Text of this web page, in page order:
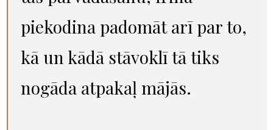
piekodina padomāt arī par to,
kā un kādā stāvoklī tā tiks
nogāda atpakaļ mājās.